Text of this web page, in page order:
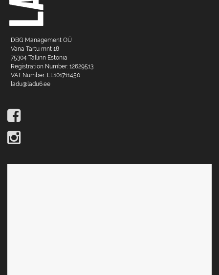
DBG Management OÜ
Vana Tartu mnt 18
75304 Tallinn Estonia
Registration Number: 12629513
VAT Number: EE101711450
ladu@ladu6.ee